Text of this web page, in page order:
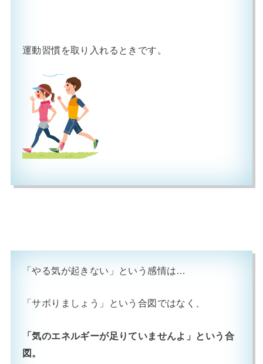
運動習慣を取り入れるときです。
「やる気が起きない」という感情は…
「サボりましょう」という合図ではなく、
「気のエネルギーが足りていませんよ」という合
図。